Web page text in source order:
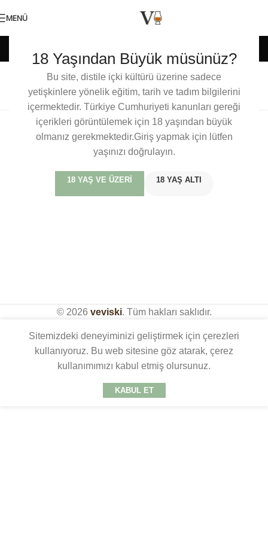
18 Yaşından Büyük müsünüz?
Bu site, distile içki kültürü üzerine sadece
yetişkinlere yönelik eğitim, tarih ve tadım bilgilerini
içermektedir. Türkiye Cumhuriyeti kanunları gereği
içerikleri görüntülemek için 18 yaşından büyük
olmanız gerekmektedir.Giriş yapmak için lütfen
yaşınızı doğrulayın.
18 YAŞ VE ÜZERI 18 YAŞ ALTI
MENÜ
Etiket arşivleri: Şeri
Scallywag The Chocolate Edition
© 2026 veviski. Tüm hakları saklıdır.
Sitemizdeki deneyiminizi geliştirmek için çerezleri
kullanıyoruz. Bu web sitesine göz atarak, çerez
kullanımımızı kabul etmiş olursunuz.
KABUL ET